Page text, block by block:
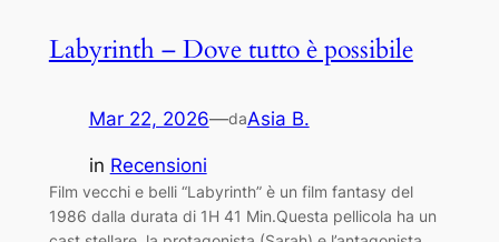
Labyrinth – Dove tutto è possibile
Mar 22, 2026—daAsia B.
in Recensioni
Film vecchi e belli “Labyrinth” è un film fantasy del
1986 dalla durata di 1H 41 Min.Questa pellicola ha un